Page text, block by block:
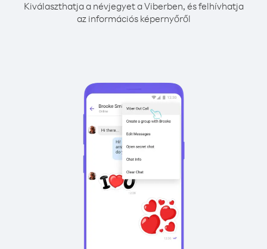
Kiválaszthatja a névjegyet a Viberben, és felhívhatja
az információs képernyőről